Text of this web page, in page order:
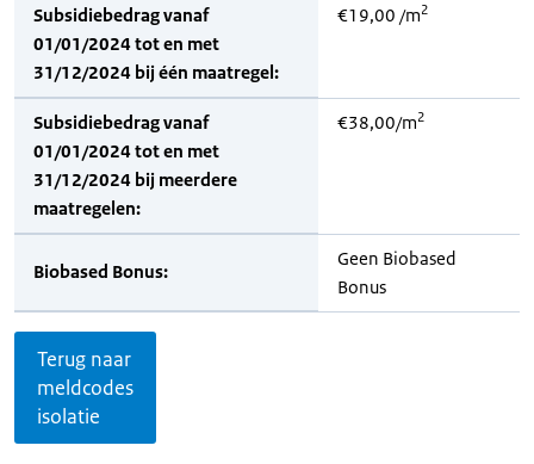
Subsidiebedrag vanaf
01/01/2024 tot en met
31/12/2024 bij één maatregel:
€19,00 /m2
Subsidiebedrag vanaf
01/01/2024 tot en met
31/12/2024 bij meerdere
maatregelen:
€38,00/m2
Biobased Bonus:
Geen Biobased
Bonus
Terug naar
meldcodes
isolatie